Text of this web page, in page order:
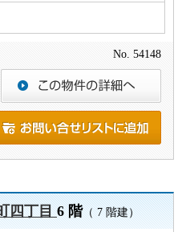
No. 54148
四丁目6 階（ 7 階建）